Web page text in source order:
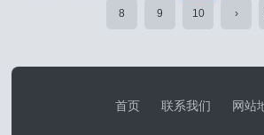
8 9 10 ›
首页 联系我们 网站